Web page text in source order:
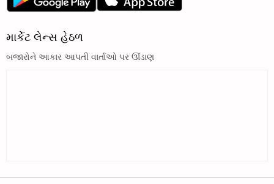
માર્કેટ લેન્સ હેઠળ
બજારોને આકાર આપતી વાર્તાઓ પર ઊંડાણ